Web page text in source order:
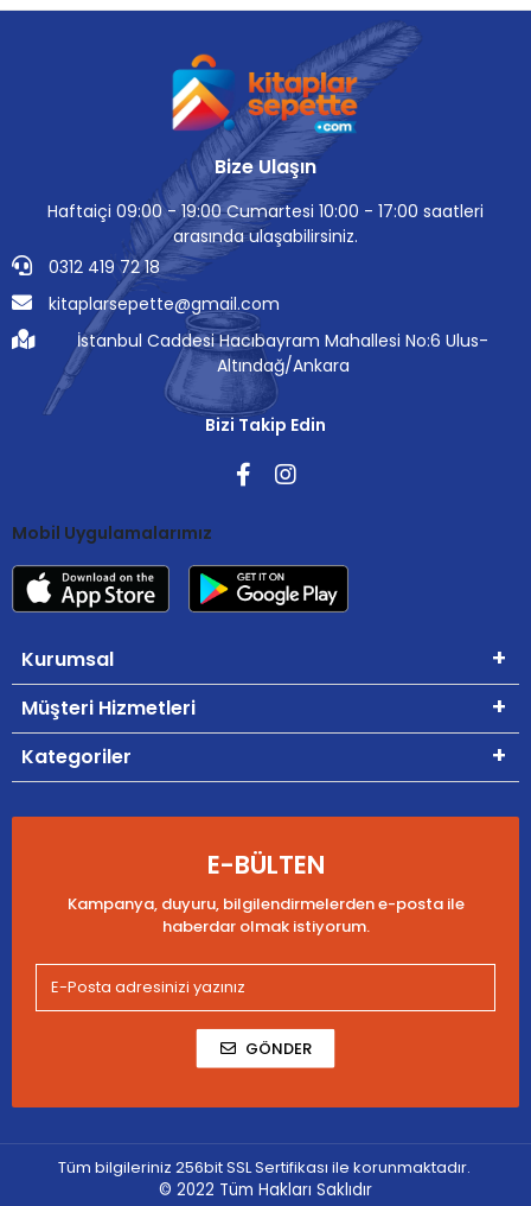
Bize Ulaşın
Haftaiçi 09:00 - 19:00 Cumartesi 10:00 - 17:00 saatleri
arasında ulaşabilirsiniz.
0312 419 72 18
kitaplarsepette@gmail.com
İstanbul Caddesi Hacıbayram Mahallesi No:6 Ulus-
Altındağ/Ankara
Bizi Takip Edin
Mobil Uygulamalarımız
Kurumsal
Müşteri Hizmetleri
Kategoriler
E-BÜLTEN
Kampanya, duyuru, bilgilendirmelerden e-posta ile
haberdar olmak istiyorum.
GÖNDER
Tüm bilgileriniz 256bit SSL Sertifikası ile korunmaktadır.
© 2022 Tüm Hakları Saklıdır